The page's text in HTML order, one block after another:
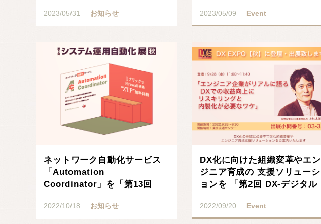
2023/05/31 お知らせ 2023/05/09 Event
ネットワーク自動化サービス
「Automation
Coordinator」を「第13回
2022/10/18 お知らせ
DX化に向けた組織変革やエン
ジニア育成の 支援ソリューシ
ョンを 「第2回 DX-デジタル
2022/09/20 Event